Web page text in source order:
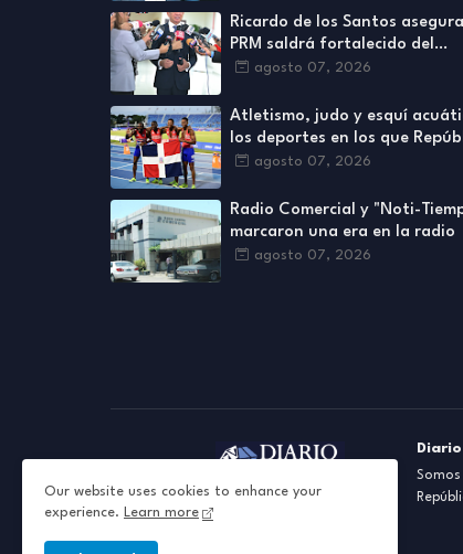
Ricardo de los Santos asegura
PRM saldrá fortalecido del
proceso interno para escoger
agosto 07, 2026
Atletismo, judo y esquí
los deportes en los que
Dominicana se ha destacado
agosto 07, 2026
Radio Comercial y "Noti-
marcaron una era en la radio
agosto 07, 2026
Our website uses cookies to enhance your
experience. Learn more